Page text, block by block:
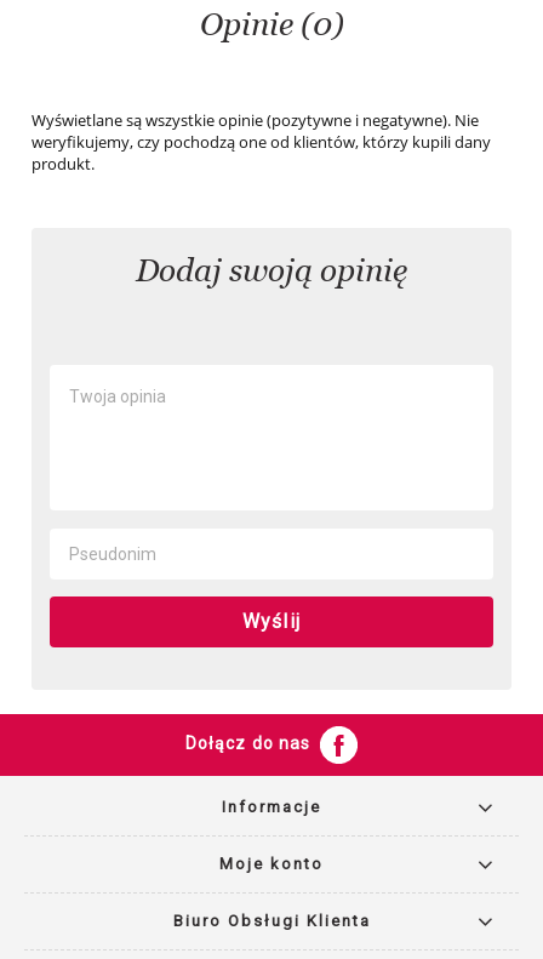
Opinie (0)
Wyświetlane są wszystkie opinie (pozytywne i negatywne). Nie
weryfikujemy, czy pochodzą one od klientów, którzy kupili dany
produkt.
Dodaj swoją opinię
Wyślij
Dołącz do nas
Informacje
Moje konto
Biuro Obsługi Klienta